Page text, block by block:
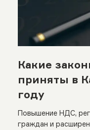
Какие
приняты в
году
Повышение НДС,
граждан и